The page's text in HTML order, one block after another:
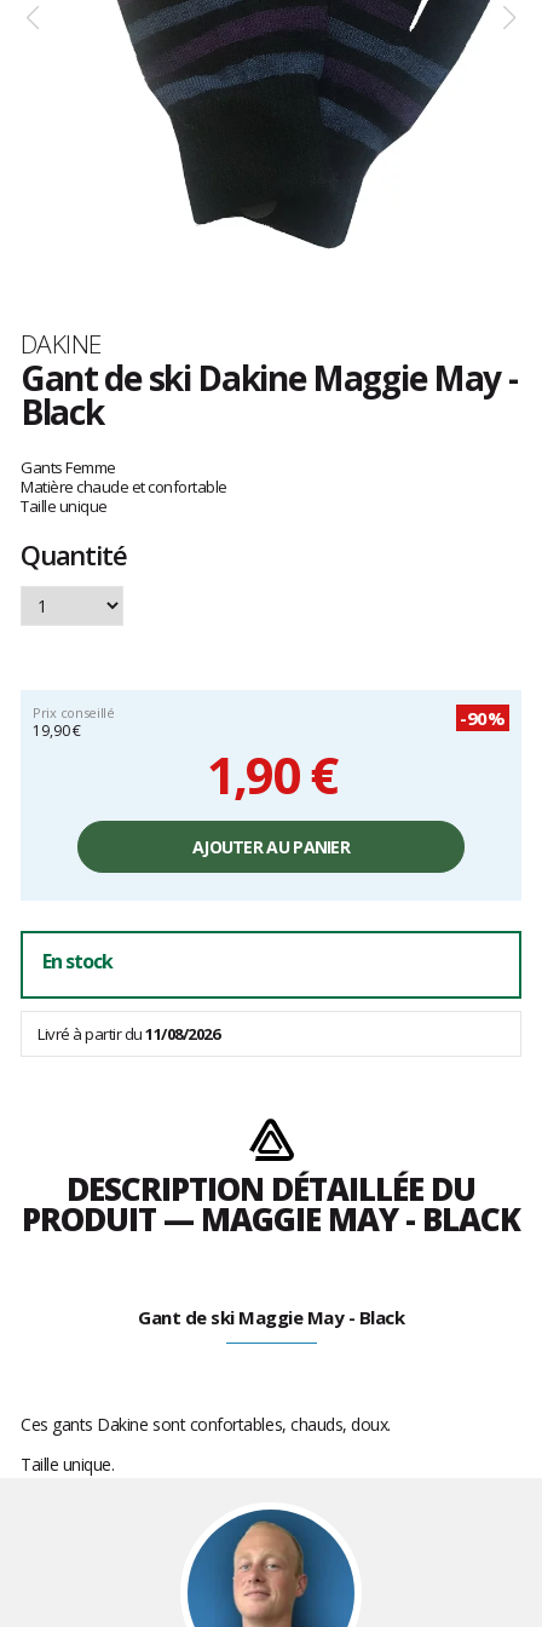
Marque
DAKINE
Gant de ski Dakine Maggie May -
Black
avis
clients
Gants Femme
Matière chaude et confortable
Taille unique
Quantité
Prix conseillé
19,90 €
-90%
1,90 €
unitaire,
AJOUTER AU PANIER
En stock
Livré à partir du11/08/2026
DESCRIPTION DÉTAILLÉE DU
PRODUIT — MAGGIE MAY - BLACK
Gant de ski Maggie May - Black
Ces gants Dakine sont confortables, chauds, doux.
Taille unique.